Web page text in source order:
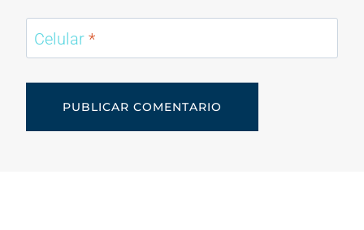
Celular *